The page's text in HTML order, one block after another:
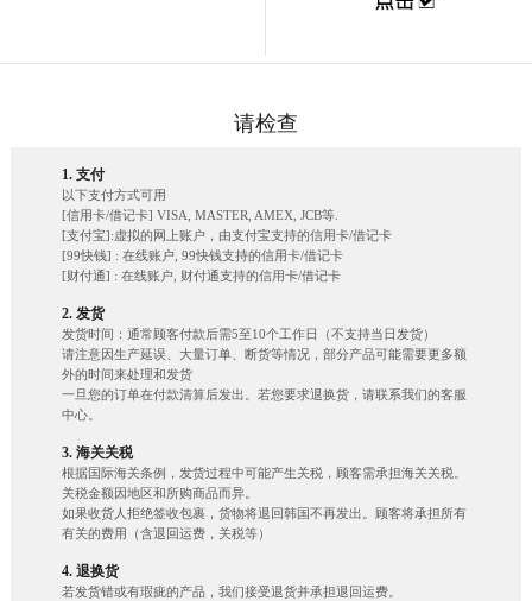
请检查
1. 支付
以下支付方式可用
[信用卡/借记卡] VISA, MASTER, AMEX, JCB等.
[支付宝]:虚拟的网上账户，由支付宝支持的信用卡/借记卡
[99快钱] : 在线账户, 99快钱支持的信用卡/借记卡
[财付通] : 在线账户, 财付通支持的信用卡/借记卡
2. 发货
发货时间：通常顾客付款后需5至10个工作日（不支持当日发货）
请注意因生产延误、大量订单、断货等情况，部分产品可能需要更多额
外的时间来处理和发货
一旦您的订单在付款清算后发出。若您要求退换货，请联系我们的客服
中心。
3. 海关关税
根据国际海关条例，发货过程中可能产生关税，顾客需承担海关关税。
关税金额因地区和所购商品而异。
如果收货人拒绝签收包裹，货物将退回韩国不再发出。顾客将承担所有
有关的费用（含退回运费，关税等）
4. 退换货
若发货错或有瑕疵的产品，我们接受退货并承担退回运费。